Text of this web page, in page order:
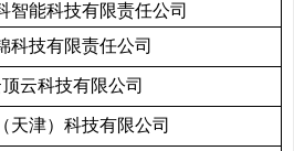
智能科技有限责任公司
科技有限责任公司
云科技有限公司
天津）科技有限公司